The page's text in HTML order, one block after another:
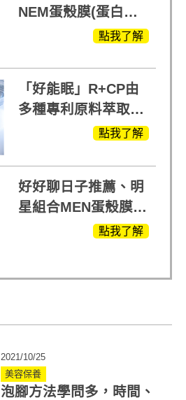
NEM蛋殼膜(蛋白聚
醣)關鍵配方，厲害其
點我了解
「好能眠」R+CP由
多種專利原料萃取、
白鳳豆、羅布麻、西
晰的關鍵!
點我了解
好好聊日子推薦、明
星組合MEN蛋殼膜
(蛋白聚醣)+UCII，超
點我了解
2021/10/25
美容保養
泡腳方法學問多，時間、